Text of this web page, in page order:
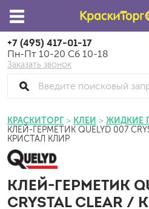
+7 (495) 417-01-17
Пн-Пт 10-20 Сб 10-18
Заказать звонок
КРАСКИТОРГ КЛЕИ ЖИДКИЕ
КЛЕЙ-ГЕРМЕТИК QUELYD 007
КРИСТАЛ КЛИР
КЛЕЙ-ГЕРМЕТИК
CRYSTAL CLEAR /